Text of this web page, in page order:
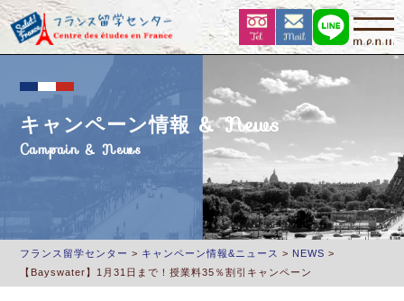
キャンペーン情報 & News
Campain & News
フランス留学センター > キャンペーン情報&ニュース > NEWS >
【Bayswater】1月31日まで！授業料35％割引キャンペーン